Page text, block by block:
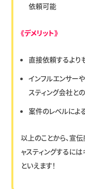
依頼可能
《デメリット》
直接依頼するより
インフルエンサー
スティング会社と
案件のレベルによ
以上のことから、宣
ャスティングするに
といえます！